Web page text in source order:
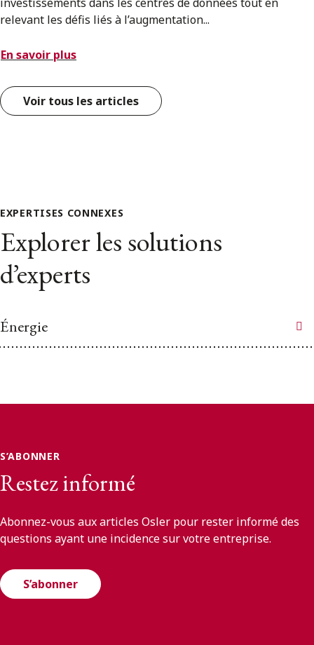
investissements dans les centres de données tout en
relevant les défis liés à l’augmentation...
En savoir plus
Voir tous les articles
EXPERTISES CONNEXES
Explorer les solutions
d’experts
Énergie
S’ABONNER
Restez informé
Abonnez-vous aux articles Osler pour rester informé des
questions ayant une incidence sur votre entreprise.
S’abonner